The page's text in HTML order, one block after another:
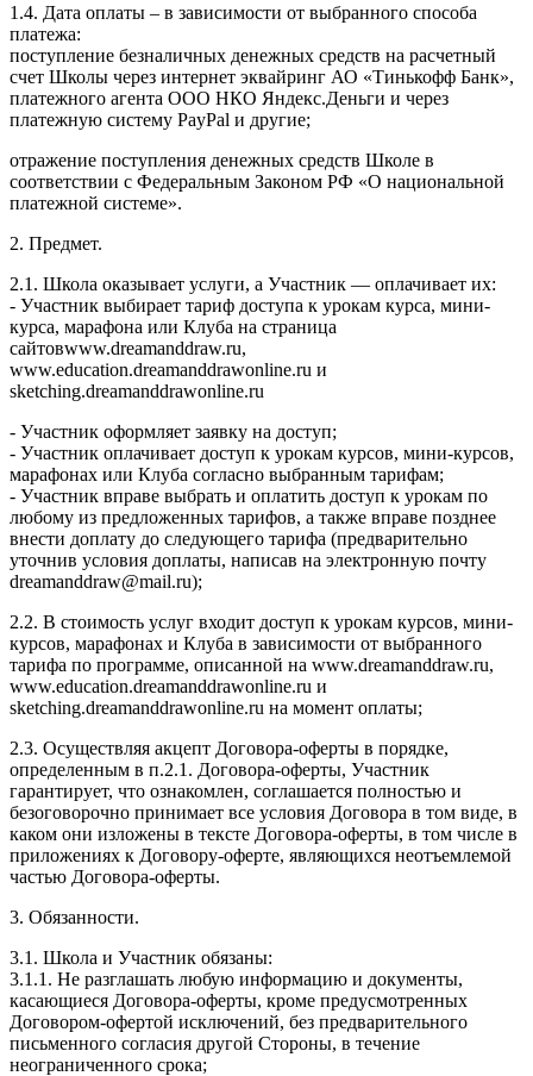
1.4. Дата оплаты – в зависимости от выбранного способа
платежа:
поступление безналичных денежных средств на расчетный
счет Школы через интернет эквайринг АО «Тинькофф Банк»,
платежного агента ООО НКО Яндекс.Деньги и через
платежную систему PayPal и другие;
отражение поступления денежных средств Школе в
соответствии с Федеральным Законом РФ «О национальной
платежной системе».
2. Предмет.
2.1. Школа оказывает услуги, а Участник — оплачивает их:
- Участник выбирает тариф доступа к урокам курса, мини-
курса, марафона или Клуба на страница
сайтовwww.dreamanddraw.ru,
www.education.dreamanddrawonline.ru и
sketching.dreamanddrawonline.ru
- Участник оформляет заявку на доступ;
- Участник оплачивает доступ к урокам курсов, мини-курсов,
марафонах или Клуба согласно выбранным тарифам;
- Участник вправе выбрать и оплатить доступ к урокам по
любому из предложенных тарифов, а также вправе позднее
внести доплату до следующего тарифа (предварительно
уточнив условия доплаты, написав на электронную почту
dreamanddraw@mail.ru);
2.2. В стоимость услуг входит доступ к урокам курсов, мини-
курсов, марафонах и Клуба в зависимости от выбранного
тарифа по программе, описанной на www.dreamanddraw.ru,
www.education.dreamanddrawonline.ru и
sketching.dreamanddrawonline.ru на момент оплаты;
2.3. Осуществляя акцепт Договора-оферты в порядке,
определенным в п.2.1. Договора-оферты, Участник
гарантирует, что ознакомлен, соглашается полностью и
безоговорочно принимает все условия Договора в том виде, в
каком они изложены в тексте Договора-оферты, в том числе в
приложениях к Договору-оферте, являющихся неотъемлемой
частью Договора-оферты.
3. Обязанности.
3.1. Школа и Участник обязаны:
3.1.1. Не разглашать любую информацию и документы,
касающиеся Договора-оферты, кроме предусмотренных
Договором-офертой исключений, без предварительного
письменного согласия другой Стороны, в течение
неограниченного срока;